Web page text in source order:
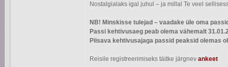
Nostalgialaks igal juhul – ja millal Te veel
NB! Minskisse tulejad – vaadake üle oma
Passi kehtivusaeg peab olema vähemalt
Piisava kehtivusajaga passid peaksid olemas
Reisile registreerimiseks täitke järgnev ankeet